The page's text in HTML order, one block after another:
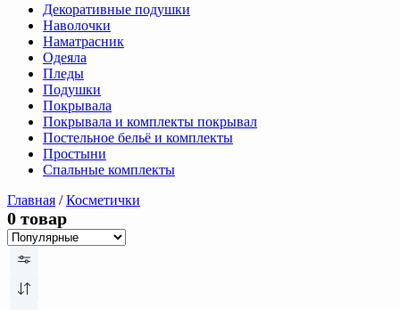
Декоративные подушки
Наволочки
Наматрасник
Одеяла
Пледы
Подушки
Покрывала
Покрывала и комплекты покрывал
Постельное бельё и комплекты
Простыни
Спальные комплекты
Главная / Косметички
0 товар